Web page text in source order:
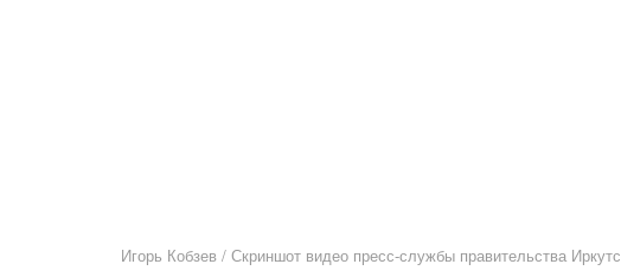
Игорь Кобзев / Скриншот видео пресс-службы правительства